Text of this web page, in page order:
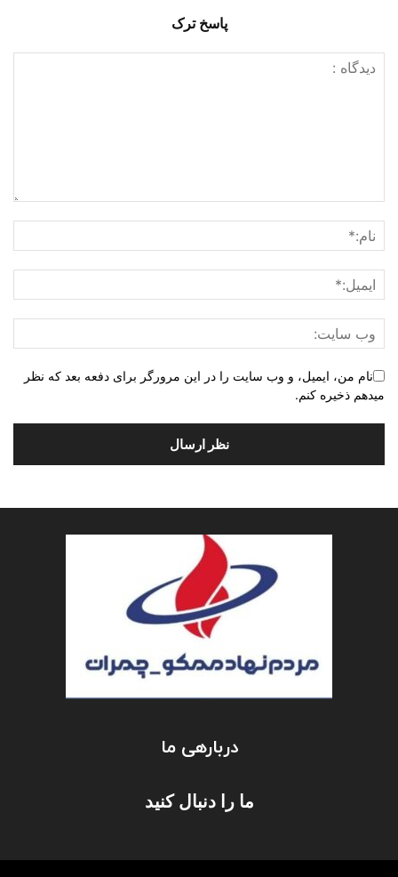
پاسخ ترک
نام من، ایمیل، و وب سایت را در این مرورگر برای دفعه بعد که نظر
میدهم ذخیره کنم.
دربارهی ما
ما را دنبال کنید